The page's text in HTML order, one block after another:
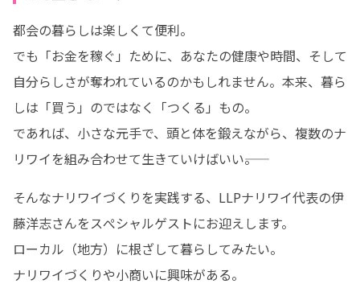
都会の暮らしは楽しくて便利。
でも「お金を稼ぐ」ために、あなたの健康や時間、そして
自分らしさが奪われているのかもしれません。本来、暮ら
しは「買う」のではなく「つくる」もの。
であれば、小さな元手で、頭と体を鍛えながら、複数のナ
リワイを組み合わせて生きていけばいい――。
そんなナリワイづくりを実践する、LLPナリワイ代表の伊
藤洋志さんをスぺシャルゲストにお迎えします。
ローカル（地方）に根ざして暮らしてみたい。
ナリワイづくりや小商いに興味がある。